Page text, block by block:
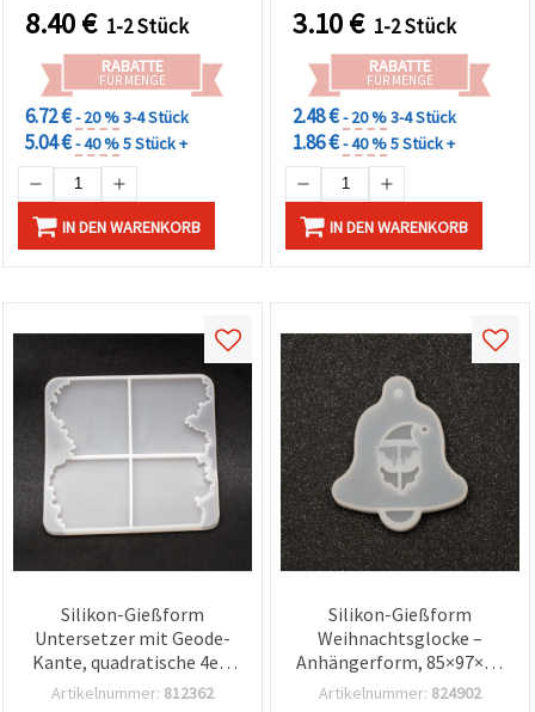
8.40€ 1-2 Stück
RABATTE
FÜR MENGE
6.72 €- 20 %3-4 Stück
5.04 €- 40 %5 Stück +
IN DEN WARENKORB
3.10€ 1-2 Stück
RABATTE
FÜR MENGE
2.48 €- 20 %3-4 Stück
1.86 €- 40 %5 Stück +
IN DEN WARENKORB
Silikon-Gießform
Untersetzer mit Geode-
Kante, quadratische 4er-
Form für Epoxidharz/UV-
Artikelnummer: 812362
Silikon-Gießform
Weihnachtsglocke –
Anhängerform, 85×97×13
mm
Artikelnummer: 824902